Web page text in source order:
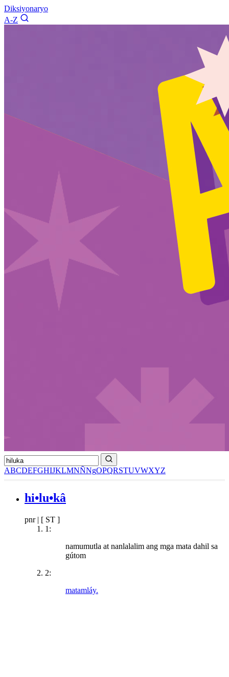
Diksiyonaryo
A-Z
ABCDEFGHIJKLMNÑNgOPQRSTUVWXYZ
hi•lu•kâ
pnr | [ ST ]
1:
namumutla at nanlalalim ang mga mata dahil sa
gútom
2:
matamláy.